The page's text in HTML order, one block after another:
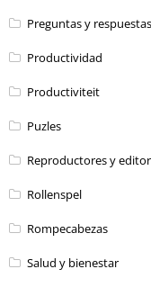
Preguntas y respuestas
Productividad
Productiviteit
Puzles
Reproductores y
Rollenspel
Rompecabezas
Salud y bienestar